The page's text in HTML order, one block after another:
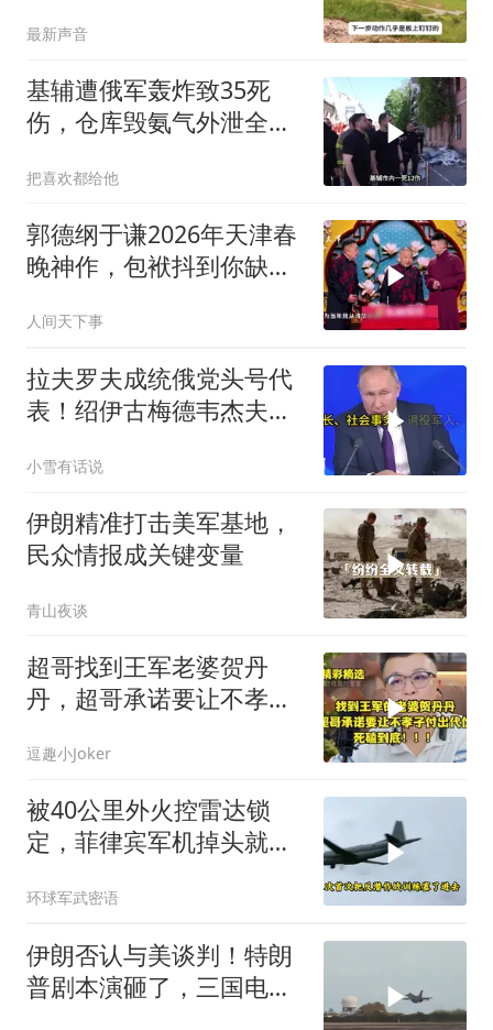
最新声音
基辅遭俄军轰炸致35死
伤，仓库毁氨气外泄全城
把喜欢都给他
郭德纲于谦2026年天津春
晚神作，包袱抖到你缺氧
人间天下事
拉夫罗夫成统俄党头号代
表！绍伊古梅德韦杰夫双
懂了吗
小雪有话说
伊朗精准打击美军基地，
民众情报成关键变量
青山夜谈
超哥找到王军老婆贺丹
丹，超哥承诺要让不孝子
逗趣小Joker
被40公里外火控雷达锁
定，菲律宾军机掉头就
场
环球军武密语
伊朗否认与美谈判！特朗
普剧本演砸了，三国电话